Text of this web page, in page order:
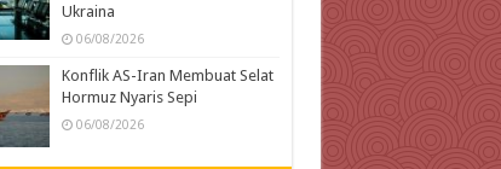
Ukraina
06/08/2026
Konflik AS-Iran Membuat Selat
Hormuz Nyaris Sepi
06/08/2026